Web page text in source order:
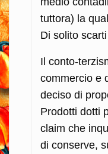
tuttora) la
Di solito
Il conto-
commercio e
deciso di
Prodotti dotti
claim che
di conserve,